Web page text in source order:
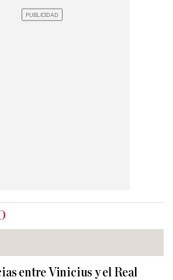
entre Vinicius y el Real